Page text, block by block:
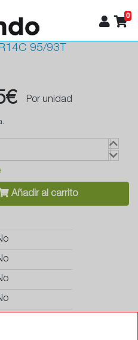
0
95/93T
Por unidad
Añadir al carrito